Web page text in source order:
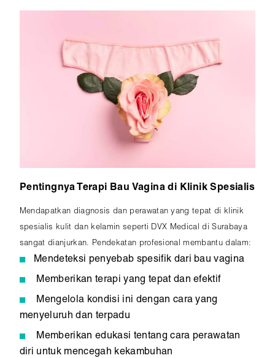
Pentingnya Terapi Bau Vagina di Klinik Spesialis
Mendapatkan diagnosis dan perawatan yang tepat di klinik
spesialis kulit dan kelamin seperti DVX Medical di Surabaya
sangat dianjurkan. Pendekatan profesional membantu dalam:
Mendeteksi penyebab spesifik dari bau vagina
Memberikan terapi yang tepat dan efektif
Mengelola kondisi ini dengan cara yang
menyeluruh dan terpadu
Memberikan edukasi tentang cara perawatan
diri untuk mencegah kekambuhan